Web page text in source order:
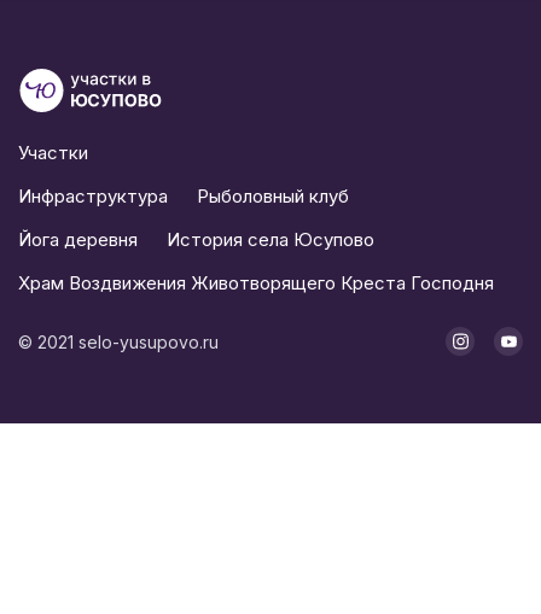
Участки
Инфраструктура
Рыболовный клуб
Йога деревня
История села Юсупово
Храм Воздвижения Животворящего Креста Господня
© 2021 selo-yusupovo.ru